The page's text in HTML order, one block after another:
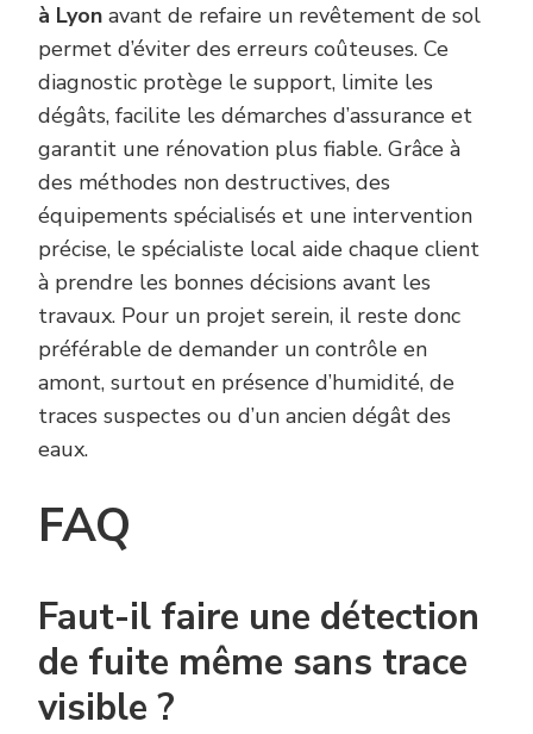
à Lyon avant de refaire un revêtement de sol
permet d’éviter des erreurs coûteuses. Ce
diagnostic protège le support, limite les
dégâts, facilite les démarches d’assurance et
garantit une rénovation plus fiable. Grâce à
des méthodes non destructives, des
équipements spécialisés et une intervention
précise, le spécialiste local aide chaque client
à prendre les bonnes décisions avant les
travaux. Pour un projet serein, il reste donc
préférable de demander un contrôle en
amont, surtout en présence d’humidité, de
traces suspectes ou d’un ancien dégât des
eaux.
FAQ
Faut-il faire une détection
de fuite même sans trace
visible ?